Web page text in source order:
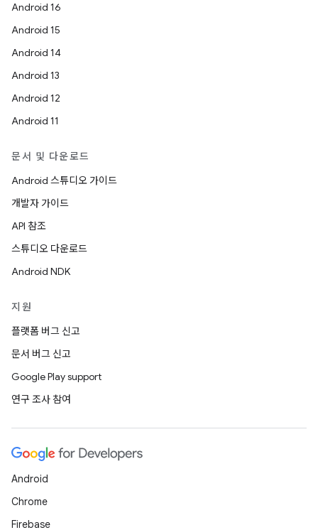
Android 16
Android 15
Android 14
Android 13
Android 12
Android 11
문서 및 다운로드
Android 스튜디오 가이드
개발자 가이드
API 참조
스튜디오 다운로드
Android NDK
지원
플랫폼 버그 신고
문서 버그 신고
Google Play support
연구 조사 참여
Android
Chrome
Firebase